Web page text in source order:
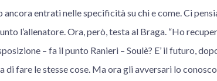
ancora entrati nelle specificità su chi e come. Ci
l’allenatore. Ora, però, testa al Braga. “Ho
– fa il punto Ranieri – Soulè? E’ il futuro,
di fare le stesse cose. Ma ora gli avversari lo